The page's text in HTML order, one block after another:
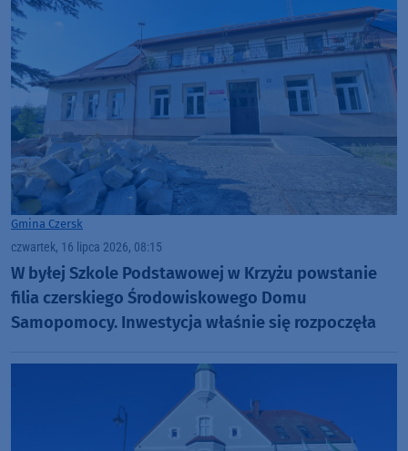
Gmina Czersk
czwartek, 16 lipca 2026, 08:15
W byłej Szkole Podstawowej w Krzyżu powstanie
filia czerskiego Środowiskowego Domu
Samopomocy. Inwestycja właśnie się rozpoczęła